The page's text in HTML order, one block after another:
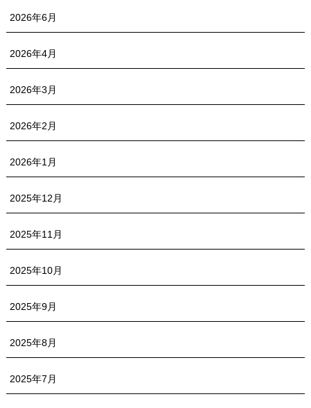
2026年6月
2026年4月
2026年3月
2026年2月
2026年1月
2025年12月
2025年11月
2025年10月
2025年9月
2025年8月
2025年7月